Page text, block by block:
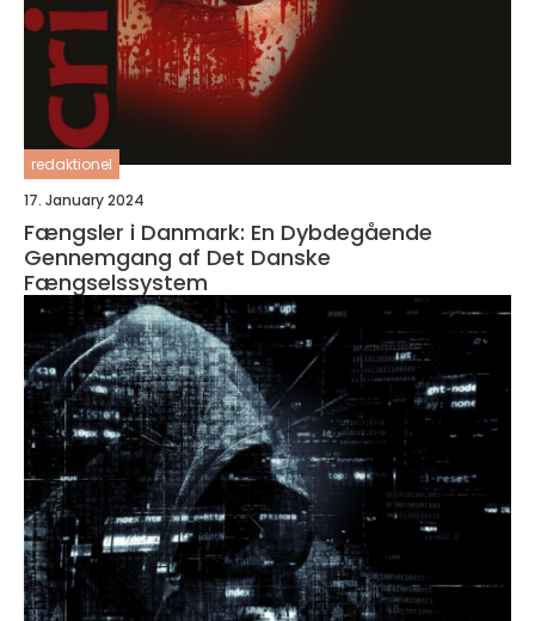
redaktionel
17. January 2024
Fængsler i Danmark: En Dybdegående
Gennemgang af Det Danske
Fængselssystem